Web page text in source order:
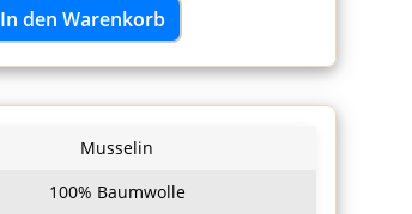
In den Warenkorb
Musselin
100% Baumwolle